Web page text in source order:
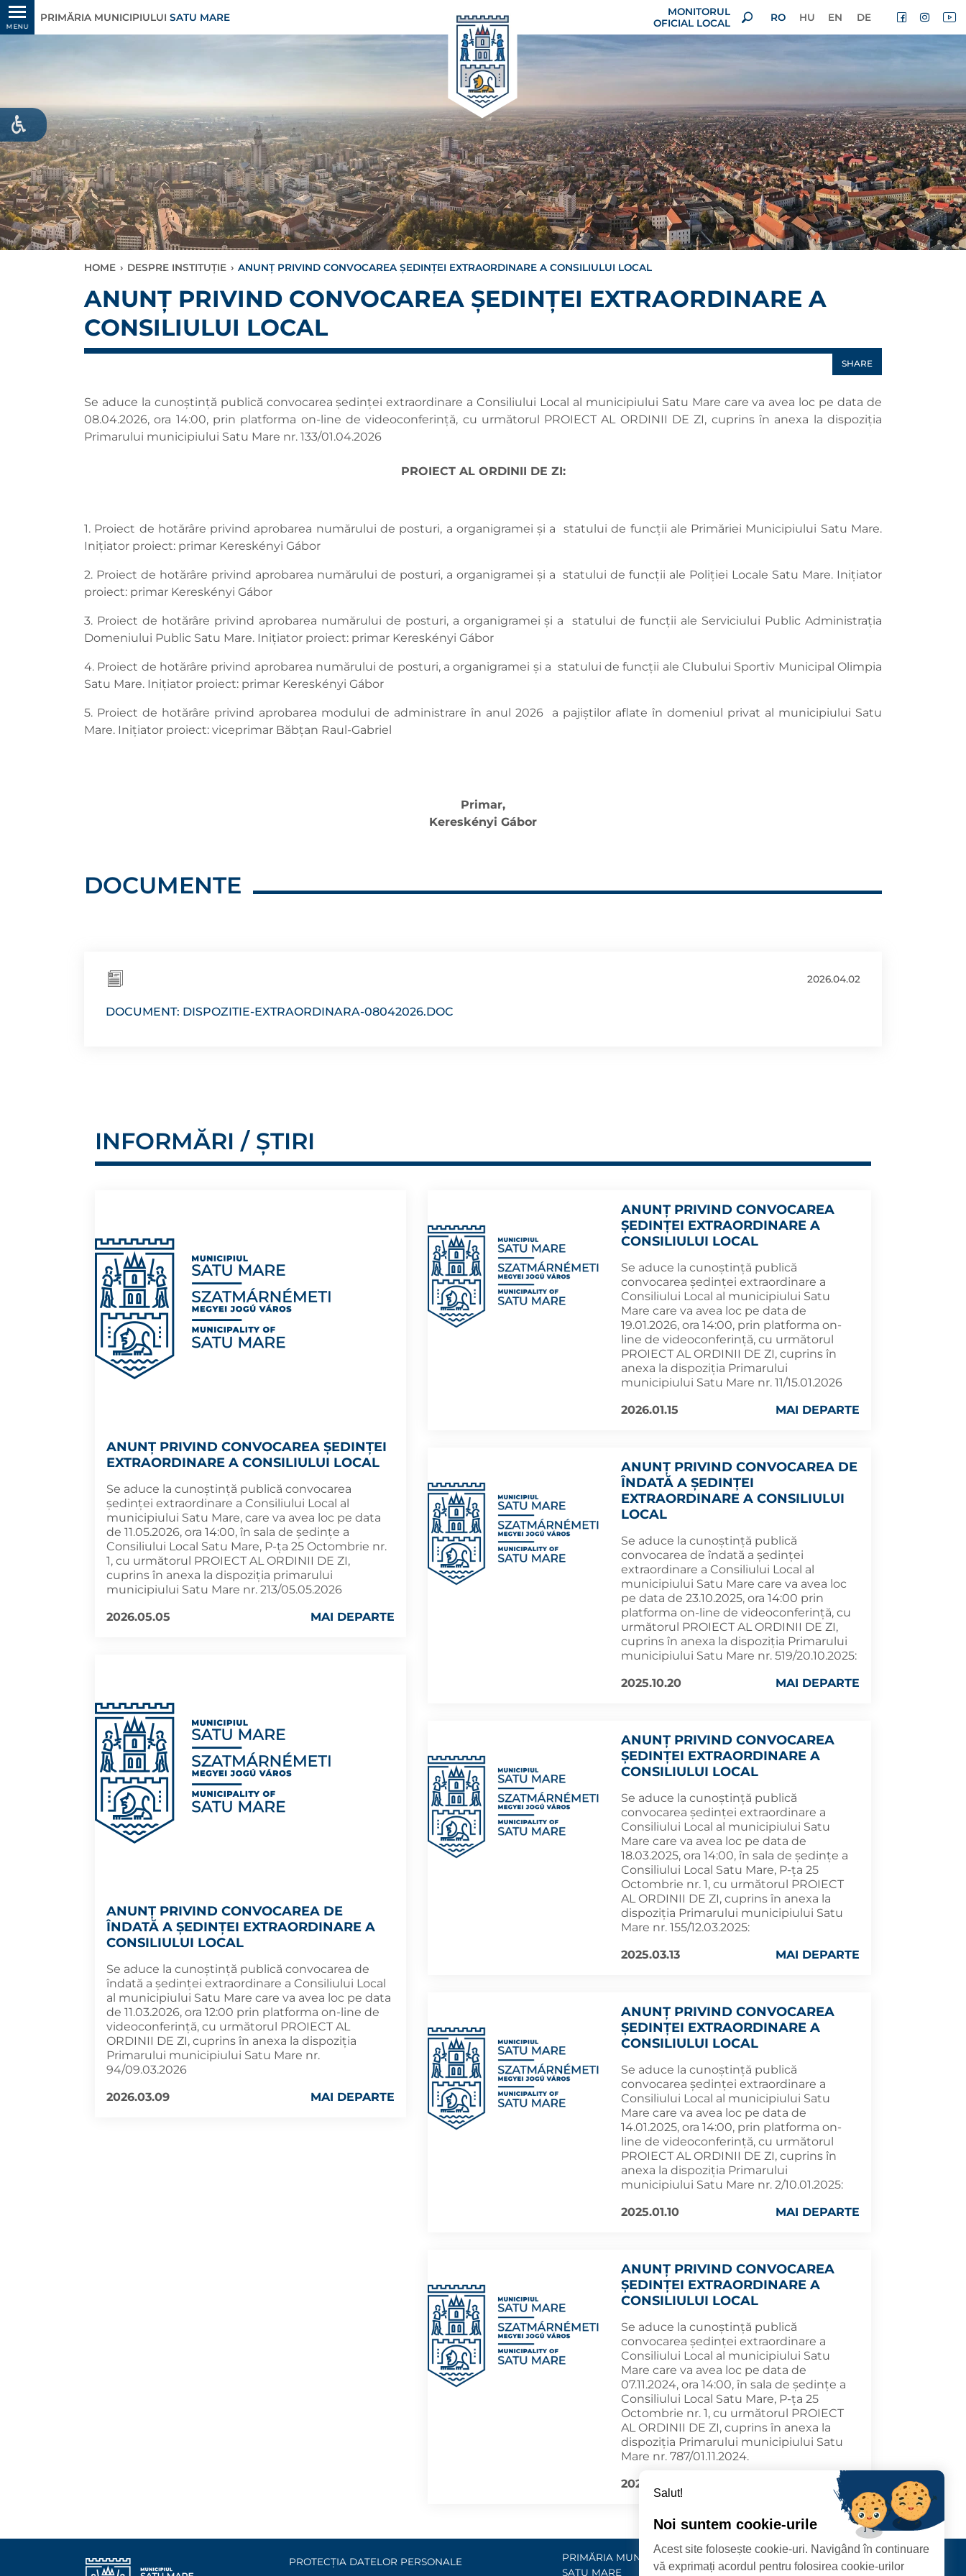
MENU
PRIMĂRIA MUNICIPIULUI SATU MARE
MONITORUL
OFICIAL LOCAL
RO HU EN DE
HOME › DESPRE INSTITUȚIE › ANUNȚ PRIVIND CONVOCAREA ȘEDINȚEI EXTRAORDINARE A CONSILIULUI LOCAL
ANUNȚ PRIVIND CONVOCAREA ȘEDINȚEI EXTRAORDINARE A
CONSILIULUI LOCAL
SHARE
Se aduce la cunoștință publică convocarea ședinței extraordinare a Consiliului Local al municipiului Satu Mare care va avea loc pe data de
08.04.2026, ora 14:00, prin platforma on-line de videoconferință, cu următorul PROIECT AL ORDINII DE ZI, cuprins în anexa la dispoziția
Primarului municipiului Satu Mare nr. 133/01.04.2026
PROIECT AL ORDINII DE ZI:
1. Proiect de hotărâre privind aprobarea numărului de posturi, a organigramei și a statului de funcții ale Primăriei Municipiului Satu Mare.
Inițiator proiect: primar Kereskényi Gábor
2. Proiect de hotărâre privind aprobarea numărului de posturi, a organigramei și a statului de funcții ale Poliției Locale Satu Mare. Inițiator
proiect: primar Kereskényi Gábor
3. Proiect de hotărâre privind aprobarea numărului de posturi, a organigramei și a statului de funcții ale Serviciului Public Administrația
Domeniului Public Satu Mare. Inițiator proiect: primar Kereskényi Gábor
4. Proiect de hotărâre privind aprobarea numărului de posturi, a organigramei și a statului de funcții ale Clubului Sportiv Municipal Olimpia
Satu Mare. Inițiator proiect: primar Kereskényi Gábor
5. Proiect de hotărâre privind aprobarea modului de administrare în anul 2026 a pajiștilor aflate în domeniul privat al municipiului Satu
Mare. Inițiator proiect: viceprimar Băbțan Raul-Gabriel
Primar,
Kereskényi Gábor
DOCUMENTE
2026.04.02
DOCUMENT: DISPOZITIE-EXTRAORDINARA-08042026.DOC
INFORMĂRI / ȘTIRI
ANUNȚ PRIVIND CONVOCAREA ȘEDINȚEI
EXTRAORDINARE A CONSILIULUI LOCAL
Se aduce la cunoștință publică convocarea
ședinței extraordinare a Consiliului Local al
municipiului Satu Mare, care va avea loc pe data
de 11.05.2026, ora 14:00, în sala de ședințe a
Consiliului Local Satu Mare, P-ța 25 Octombrie nr.
1, cu următorul PROIECT AL ORDINII DE ZI,
cuprins în anexa la dispoziția primarului
municipiului Satu Mare nr. 213/05.05.2026
2026.05.05
MAI DEPARTE
ANUNȚ PRIVIND CONVOCAREA DE
ÎNDATĂ A ȘEDINȚEI EXTRAORDINARE A
CONSILIULUI LOCAL
Se aduce la cunoștință publică convocarea de
îndată a ședinței extraordinare a Consiliului Local
al municipiului Satu Mare care va avea loc pe data
de 11.03.2026, ora 12:00 prin platforma on-line de
videoconferință, cu următorul PROIECT AL
ORDINII DE ZI, cuprins în anexa la dispoziția
Primarului municipiului Satu Mare nr.
94/09.03.2026
2026.03.09
MAI DEPARTE
ANUNȚ PRIVIND CONVOCAREA
ȘEDINȚEI EXTRAORDINARE A
CONSILIULUI LOCAL
Se aduce la cunoștință publică
convocarea ședinței extraordinare a
Consiliului Local al municipiului Satu
Mare care va avea loc pe data de
19.01.2026, ora 14:00, prin platforma on-
line de videoconferință, cu următorul
PROIECT AL ORDINII DE ZI, cuprins în
anexa la dispoziția Primarului
municipiului Satu Mare nr. 11/15.01.2026
2026.01.15
MAI DEPARTE
ANUNȚ PRIVIND CONVOCAREA DE
ÎNDATĂ A ȘEDINȚEI
EXTRAORDINARE A CONSILIULUI
LOCAL
Se aduce la cunoștință publică
convocarea de îndată a ședinței
extraordinare a Consiliului Local al
municipiului Satu Mare care va avea loc
pe data de 23.10.2025, ora 14:00 prin
platforma on-line de videoconferință, cu
următorul PROIECT AL ORDINII DE ZI,
cuprins în anexa la dispoziția Primarului
municipiului Satu Mare nr. 519/20.10.2025:
2025.10.20
MAI DEPARTE
ANUNȚ PRIVIND CONVOCAREA
ȘEDINȚEI EXTRAORDINARE A
CONSILIULUI LOCAL
Se aduce la cunoștință publică
convocarea ședinței extraordinare a
Consiliului Local al municipiului Satu
Mare care va avea loc pe data de
18.03.2025, ora 14:00, în sala de ședințe a
Consiliului Local Satu Mare, P-ța 25
Octombrie nr. 1, cu următorul PROIECT
AL ORDINII DE ZI, cuprins în anexa la
dispoziția Primarului municipiului Satu
Mare nr. 155/12.03.2025:
2025.03.13
MAI DEPARTE
ANUNȚ PRIVIND CONVOCAREA
ȘEDINȚEI EXTRAORDINARE A
CONSILIULUI LOCAL
Se aduce la cunoștință publică
convocarea ședinței extraordinare a
Consiliului Local al municipiului Satu
Mare care va avea loc pe data de
14.01.2025, ora 14:00, prin platforma on-
line de videoconferință, cu următorul
PROIECT AL ORDINII DE ZI, cuprins în
anexa la dispoziția Primarului
municipiului Satu Mare nr. 2/10.01.2025:
2025.01.10
MAI DEPARTE
ANUNȚ PRIVIND CONVOCAREA
ȘEDINȚEI EXTRAORDINARE A
CONSILIULUI LOCAL
Se aduce la cunoștință publică
convocarea ședinței extraordinare a
Consiliului Local al municipiului Satu
Mare care va avea loc pe data de
07.11.2024, ora 14:00, în sala de ședințe a
Consiliului Local Satu Mare, P-ța 25
Octombrie nr. 1, cu următorul PROIECT
AL ORDINII DE ZI, cuprins în anexa la
dispoziția Primarului municipiului Satu
Mare nr. 787/01.11.2024.
2024.11.01
MAI DEPARTE
PROTECȚIA DATELOR PERSONALE
PRIMĂRIA MUNICIPIULUI
SATU MARE
Contact
Salut!
Noi suntem cookie-urile
Acest site folosește cookie-uri. Navigând în continuare
vă exprimați acordul pentru folosirea cookie-urilor